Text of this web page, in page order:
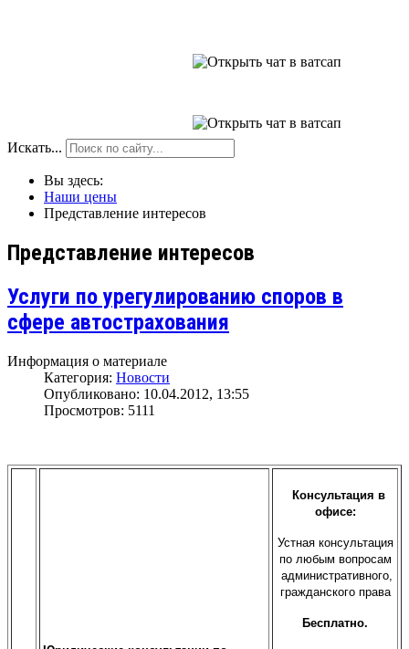
Искать...
Вы здесь:
Наши цены
Представление интересов
Представление интересов
Услуги по урегулированию споров в
сфере автострахования
Информация о материале
Категория: Новости
Опубликовано: 10.04.2012, 13:55
Просмотров: 5111
Консультация в
офисе:
Устная консультация
по любым вопросам
административного,
гражданского права
Бесплатно.